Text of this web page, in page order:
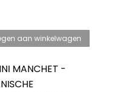
aan winkelwagen
MANCHET -